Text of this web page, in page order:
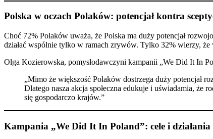
Polska w oczach Polaków: potencjał kontra
Choć 72% Polaków uważa, że Polska ma duży potencjał
działać wspólnie tylko w ramach zrywów. Tylko 32% wierzy, że
Olga Kozierowska, pomysłodawczyni kampanii „We Did It In
„Mimo że większość Polaków dostrzega duży potencjał
Dlatego nasza akcja społeczna edukuje i uświadamia,
się gospodarczo krajów.”​
Kampania „We Did It In Poland”: cele i działania